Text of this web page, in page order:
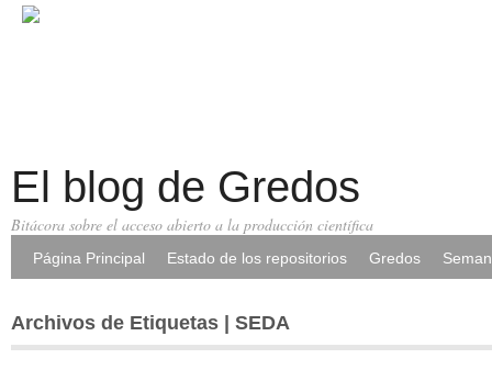
El blog de Gredos
Bitácora sobre el acceso abierto a la producción científica
Página Principal Estado de los repositorios Gredos
Archivos de Etiquetas | SEDA